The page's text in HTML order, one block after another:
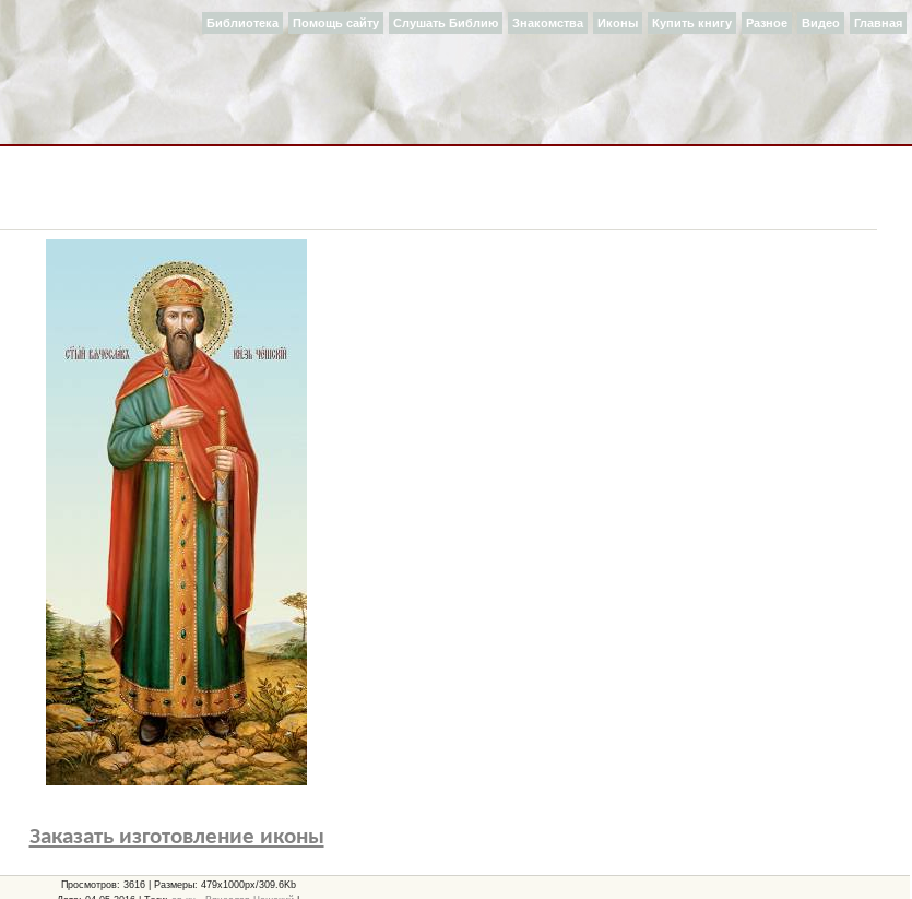
Главная
Видео
Разное
Купить книгу
Иконы
Знакомства
Слушать Библию
Помощь сайту
Библиотека
Заказать изготовление иконы
Просмотров: 3616 | Размеры: 479x1000px/309.6Kb